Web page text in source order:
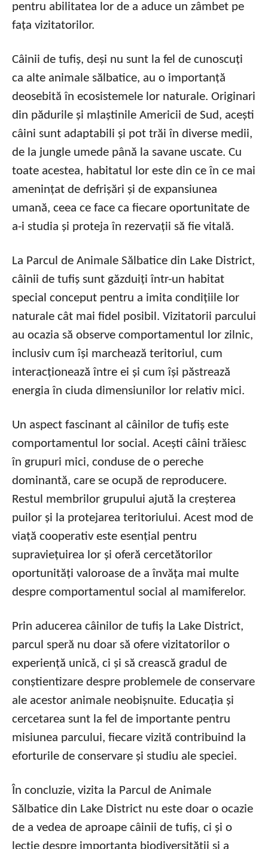
pentru abilitatea lor de a aduce un zâmbet pe
fața vizitatorilor.
Câinii de tufiș, deși nu sunt la fel de cunoscuți
ca alte animale sălbatice, au o importanță
deosebită în ecosistemele lor naturale. Originari
din pădurile și mlaștinile Americii de Sud, acești
câini sunt adaptabili și pot trăi în diverse medii,
de la jungle umede până la savane uscate. Cu
toate acestea, habitatul lor este din ce în ce mai
amenințat de defrișări și de expansiunea
umană, ceea ce face ca fiecare oportunitate de
a-i studia și proteja în rezervații să fie vitală.
La Parcul de Animale Sălbatice din Lake District,
câinii de tufiș sunt găzduiți într-un habitat
special conceput pentru a imita condițiile lor
naturale cât mai fidel posibil. Vizitatorii parcului
au ocazia să observe comportamentul lor zilnic,
inclusiv cum își marchează teritoriul, cum
interacționează între ei și cum își păstrează
energia în ciuda dimensiunilor lor relativ mici.
Un aspect fascinant al câinilor de tufiș este
comportamentul lor social. Acești câini trăiesc
în grupuri mici, conduse de o pereche
dominantă, care se ocupă de reproducere.
Restul membrilor grupului ajută la creșterea
puilor și la protejarea teritoriului. Acest mod de
viață cooperativ este esențial pentru
supraviețuirea lor și oferă cercetătorilor
oportunități valoroase de a învăța mai multe
despre comportamentul social al mamiferelor.
Prin aducerea câinilor de tufiș la Lake District,
parcul speră nu doar să ofere vizitatorilor o
experiență unică, ci și să crească gradul de
conștientizare despre problemele de conservare
ale acestor animale neobișnuite. Educația și
cercetarea sunt la fel de importante pentru
misiunea parcului, fiecare vizită contribuind la
eforturile de conservare și studiu ale speciei.
În concluzie, vizita la Parcul de Animale
Sălbatice din Lake District nu este doar o ocazie
de a vedea de aproape câinii de tufiș, ci și o